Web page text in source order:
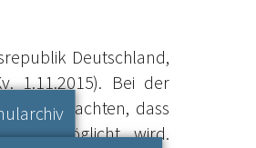
Deutschland,
1.11.2015). Bei der
zu achten, dass
ermöglicht wird.